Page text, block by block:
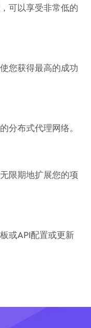
可以享受非常低的
您获得最高的成功
分布式代理网络。
限期地扩展您的项
或API配置或更新